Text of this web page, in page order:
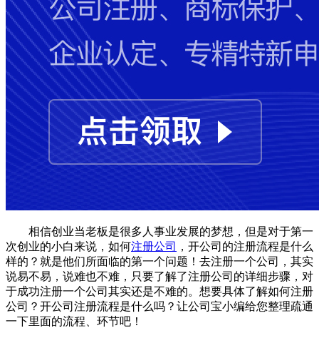
相信创业当老板是很多人事业发展的梦想，但是对于第一
次创业的小白来说，如何注册公司
，开公司的注册流程是什么
样的？就是他们所面临的第一个问题！去注册一个公司，其实
说易不易，说难也不难，只要了解了注册公司的详细步骤，对
于成功注册一个公司其实还是不难的。想要具体了解如何注册
公司？开公司注册流程是什么吗？让公司宝小编给您整理疏通
一下里面的流程、环节吧！